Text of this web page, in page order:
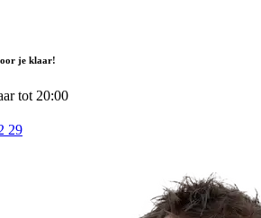
je klaar!
tot 20:00
29